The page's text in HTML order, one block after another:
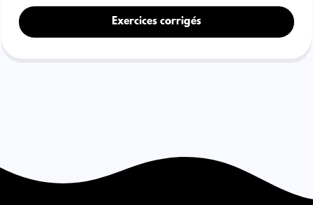
Exercices corrigés